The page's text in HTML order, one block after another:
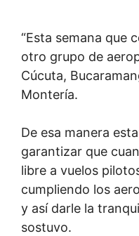
“Esta semana que
otro grupo de
Cúcuta,
Montería.
De esa manera
garantizar que
libre a vuelos
cumpliendo los
y así darle la
sostuvo.